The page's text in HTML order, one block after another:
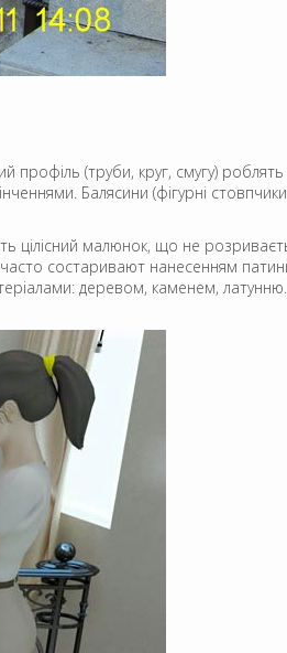
профіль (труби, круг, смугу)
Балясини (фігурні
цілісний малюнок, що не
состаривают нанесенням
деревом, каменем,